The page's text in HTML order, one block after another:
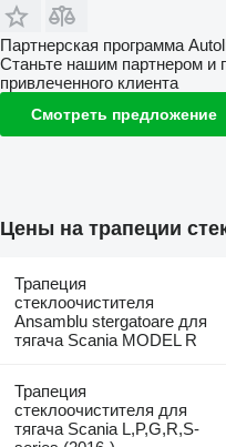
Партнерская программа
Станьте нашим партнером и
привлеченного клиента
Смотреть предложение
Цены на трапеции
Трапеция
стеклоочистителя
Ansamblu stergatoare для
тягача Scania MODEL R
Трапеция
стеклоочистителя для
тягача Scania L,P,G,R,S-